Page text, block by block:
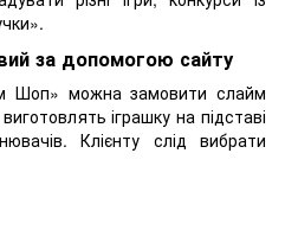
за допомогою сайту
Шоп» можна замовити слайм
іграшку на підставі
Клієнту слід вибрати